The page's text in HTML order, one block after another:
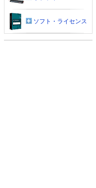
ソフト・ライセンス